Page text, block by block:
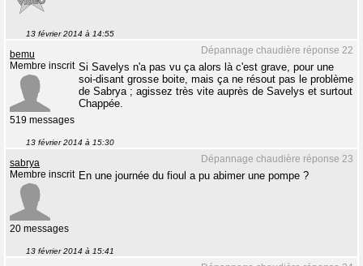
13 février 2014 à 14:55
Dépannage chaudière réponse 22
bemu
Membre inscrit
519 messages
Si Savelys n'a pas vu ça alors là c'est grave, pour une
soi-disant grosse boite, mais ça ne résout pas le problème
de Sabrya ; agissez très vite auprès de Savelys et surtout
Chappée.
13 février 2014 à 15:30
Dépannage chaudière réponse 23
sabrya
Membre inscrit
20 messages
En une journée du fioul a pu abimer une pompe ?
13 février 2014 à 15:41